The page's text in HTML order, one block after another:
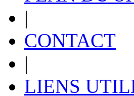
|
CONTACT
|
LIENS